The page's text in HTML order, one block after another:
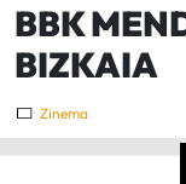
BBK
BIZKAIA
Zinema